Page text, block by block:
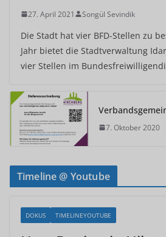
27. April 2021 Songül Sevindik
Die Stadt hat vier BFD-Stellen zu
Jahr bietet die Stadtverwaltung
vier Stellen im
7. Oktober 2020
Timeline @ Youtube
DOKUS TIMELINEYOUTUBE